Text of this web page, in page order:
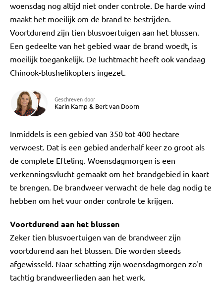
woensdag nog altijd niet onder controle. De harde wind
maakt het moeilijk om de brand te bestrijden.
Voortdurend zijn tien blusvoertuigen aan het blussen.
Een gedeelte van het gebied waar de brand woedt, is
moeilijk toegankelijk. De luchtmacht heeft ook vandaag
Chinook-blushelikopters ingezet.
Geschreven door
Karin Kamp & Bert van Doorn
Inmiddels is een gebied van 350 tot 400 hectare
verwoest. Dat is een gebied anderhalf keer zo groot als
de complete Efteling. Woensdagmorgen is een
verkenningsvlucht gemaakt om het brandgebied in kaart
te brengen. De brandweer verwacht de hele dag nodig te
hebben om het vuur onder controle te krijgen.
Voortdurend aan het blussen
Zeker tien blusvoertuigen van de brandweer zijn
voortdurend aan het blussen. Die worden steeds
afgewisseld. Naar schatting zijn woensdagmorgen zo'n
tachtig brandweerlieden aan het werk.